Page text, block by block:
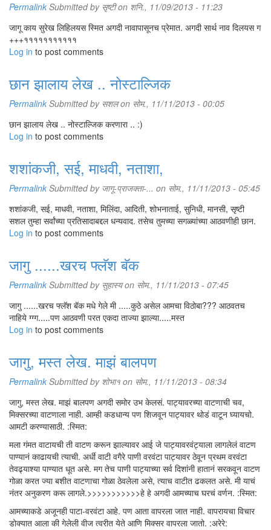
Permalink Submitted by सृष्टीon शनि., 11/09/2013 - 11:23
जागू काय सुरेख लिहिलयस स्मित अगदी नावापासूनच प्रेमात. अगदी सार्थ नाव दिलयस ग
+++१११११११११११
Log in to post comments
छान झालाय लेख .. नोस्टाल्जिक
Permalink Submitted by सशलon सोम., 11/11/2013 - 00:05
छान झालाय लेख .. नोस्टाल्जिक करणारा .. :)
Log in to post comments
शशांकजी, सई, माधवी, नताशा,
Permalink Submitted by जागू-प्राजक्ता-... on सोम., 11/11/2013 - 05:45
शशांकजी, सई, माधवी, नताशा, मिलिंदा, आदिती, शोभनाताई, सुनिधी, मानसी, सृष्टी
सशल तुम्हा सर्वांच्या प्रतिसादाबद्दल धन्यवाद. तसेच तुमच्या सगळ्यांच्या आठवणीही छान.
Log in to post comments
जागु ......खरच फ्लॅश बॅक
Permalink Submitted by सुहास्यon सोम., 11/11/2013 - 07:45
जागु ......खरच फ्लॅश बॅक मधे गेले मी .....कुठे असेल आमचा विठोबा??? आठवतच
नाहिये ग्ग्ग.....पण आठवणी परत एकदा ताज्या झाल्या.....मस्त
Log in to post comments
जागु, मस्त लेख. माझं बालपण
Permalink Submitted by शोभा१ on सोम., 11/11/2013 - 08:34
जागु, मस्त लेख. माझं बालपण अगदी समोर उभ केलसं. पाट्यावरच्या वाटणाची चव,
मिक्सरच्या वाटणाला नाही. आम्ही कडधान्य पण शिजवून पाट्यावर थोडं वाटून घ्यायचो.
आमटी करण्यासाठी. :स्मित:
मला गंमत वाटायची ती वाटण करून झाल्यावर आई जे पाट्यावरवंट्याला लागलेलं वाटण
पाण्यानं काढायची त्याची. अर्धी वाटी वगैरे पाणी वरवंटा पाट्यावर ठेवून प्रथम वरवंटा
तेवढ्याश्या पाण्यात धूत असे. मग तेच पाणी पाट्याच्या सर्व दिशांनी हातानं सरकवून वाटण
गोळा करत ज्या बशीत वाटणाचा गोळा ठेवलेला असे, त्याच वाटीत ढकलत असे. मी याचं
नंतर अनुकरण करू लागले.>>>>>>>>>>>हे हे अगदी आमच्याच घरचं वर्णन. :स्मित:
आमच्याकडे अजूनही पाटा-वरवंटा आहे. पण आता वापरला जात नाही. वापरायचा विचार
डोक्यात आला की गेलेली वीज त्वरीत येते आणि मिक्सर वापरला जातो. :अरेरे: